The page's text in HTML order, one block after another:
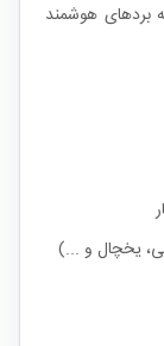
بردهای هوشمند
یخچال و ...)